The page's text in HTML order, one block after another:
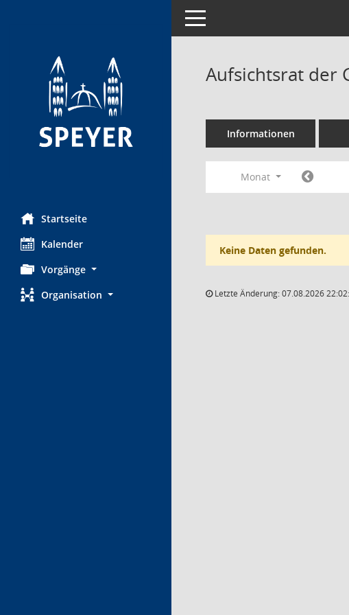
Startseite
Kalender
Vorgänge
Organisation
Toggle navigation
Aufsichtsrat der
Informationen
Monat
Keine Daten gefunden.
Letzte Änderung: 07.08.2026